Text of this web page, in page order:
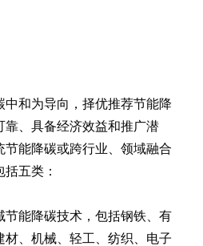
中和为导向，择优推荐节能降
靠、具备经济效益和推广潜
节能降碳或跨行业、领域融合
五类：
节能降碳技术，包括钢铁、有
、机械、轻工、纺织、电子